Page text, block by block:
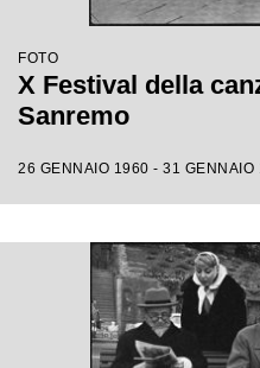
FOTO
X Festival della
Sanremo
26 GENNAIO 1960 - 31 GENNAIO